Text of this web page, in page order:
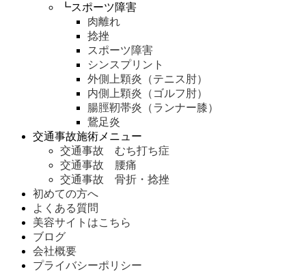
┗スポーツ障害
肉離れ
捻挫
スポーツ障害
シンスプリント
外側上顆炎（テニス肘）
内側上顆炎（ゴルフ肘）
腸脛靭帯炎（ランナー膝）
鵞足炎
交通事故施術メニュー
交通事故 むち打ち症
交通事故 腰痛
交通事故 骨折・捻挫
初めての方へ
よくある質問
美容サイトはこちら
ブログ
会社概要
プライバシーポリシー